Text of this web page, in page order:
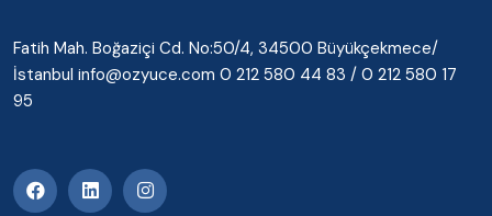
Fatih Mah. Boğaziçi Cd. No:50/4, 34500 Büyükçekmece/
İstanbul info@ozyuce.com 0 212 580 44 83 / 0 212 580 17
95